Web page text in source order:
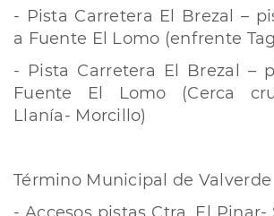
- Pista Carretera El Brezal –
a Fuente El Lomo (enfrente
- Pista Carretera El Brezal –
Fuente El Lomo (Cerca
Llanía- Morcillo)
Término Municipal de Valverde